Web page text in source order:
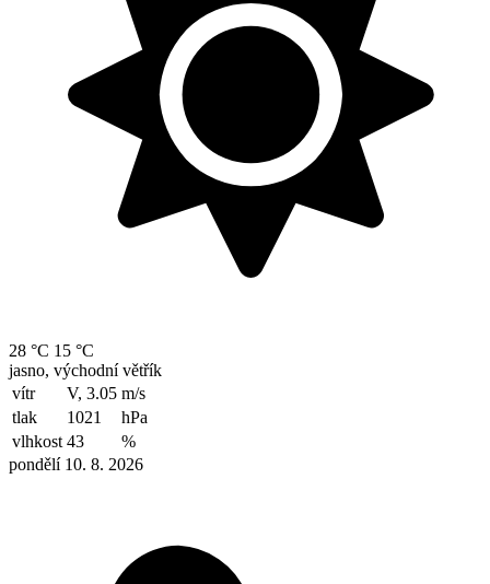
28 °C 15 °C
jasno, východní větřík
vítr
V, 3.05 m/s
tlak
1021
hPa
vlhkost 43
%
pondělí 10. 8. 2026